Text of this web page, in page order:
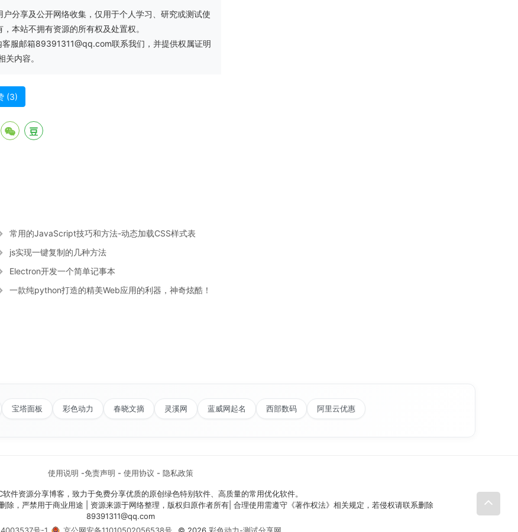
分享及公开网络收集，仅用于个人学习、研究或测试使
本站不拥有资源的所有权及处置权。
服邮箱89391311@qq.com联系我们，并提供权属证明
内容。
(3)
常用的JavaScript技巧和方法-动态加载CSS样式表
js实现一键复制的几种方法
Electron开发一个简单记事本
一款纯python打造的精美Web应用的利器，神奇炫酷！
宝塔面板 彩色动力 春晓文摘 灵溪网 蓝威网起名 西部数码 阿里云优惠
使用说明 -免责声明 - 使用协议 - 隐私政策
件资源分享博客，致力于免费分享优质的原创绿色特别软件、高质量的常用优化软件。
，严禁用于商业用途 | 资源来源于网络整理，版权归原作者所有| 合理使用需遵守《著作权法》相关规定，若侵权请联系删除​
89391311@qq.com